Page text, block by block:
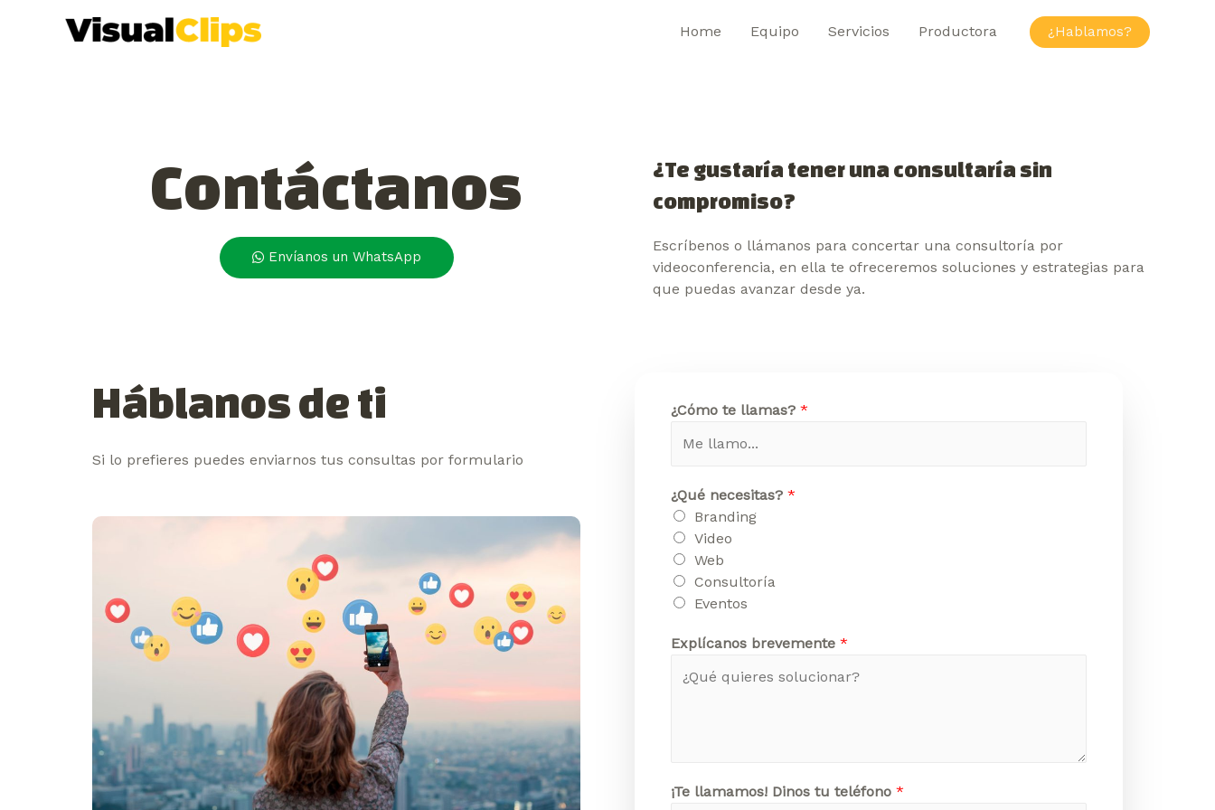
Home Equipo Servicios Productora ¿Hablamos?
Contáctanos
Envíanos un WhatsApp
¿Te gustaría tener una consultaría sin
compromiso?
Escríbenos o llámanos para concertar una consultoría por
videoconferencia, en ella te ofreceremos soluciones y estrategias para
que puedas avanzar desde ya.
Háblanos de ti
Si lo prefieres puedes enviarnos tus consultas por formulario
¿Cómo te llamas? *
¿Qué necesitas? *
Branding
Video
Web
Consultoría
Eventos
Explícanos brevemente *
¡Te llamamos! Dinos tu teléfono *